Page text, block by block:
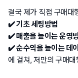
결국 제가 직접 구매대
✔️ 기초 세팅방법
✔️ 매출을 높이는 운영
✔️ 순수익을 높이는 데
에 걸쳐, 저만의 구매